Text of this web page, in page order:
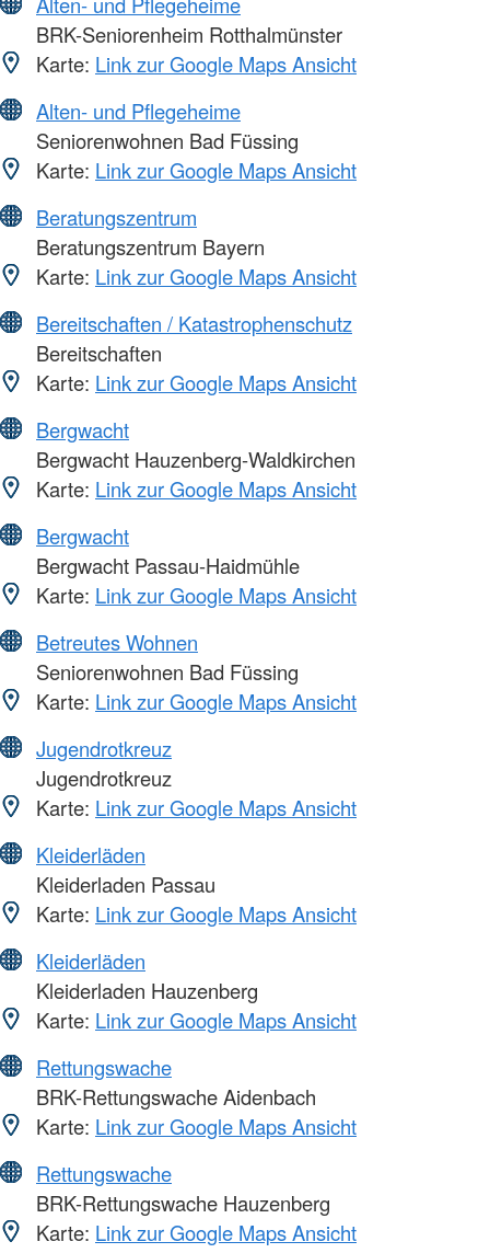
BRK-Seniorenheim Rotthalmünster
Karte: Link zur Google Maps Ansicht
Alten- und Pflegeheime
Seniorenwohnen Bad Füssing
Karte: Link zur Google Maps Ansicht
Beratungszentrum
Beratungszentrum Bayern
Karte: Link zur Google Maps Ansicht
Bereitschaften / Katastrophenschutz
Bereitschaften
Karte: Link zur Google Maps Ansicht
Bergwacht
Bergwacht Hauzenberg-Waldkirchen
Karte: Link zur Google Maps Ansicht
Bergwacht
Bergwacht Passau-Haidmühle
Karte: Link zur Google Maps Ansicht
Betreutes Wohnen
Seniorenwohnen Bad Füssing
Karte: Link zur Google Maps Ansicht
Jugendrotkreuz
Jugendrotkreuz
Karte: Link zur Google Maps Ansicht
Kleiderläden
Kleiderladen Passau
Karte: Link zur Google Maps Ansicht
Kleiderläden
Kleiderladen Hauzenberg
Karte: Link zur Google Maps Ansicht
Rettungswache
BRK-Rettungswache Aidenbach
Karte: Link zur Google Maps Ansicht
Rettungswache
BRK-Rettungswache Hauzenberg
Karte: Link zur Google Maps Ansicht